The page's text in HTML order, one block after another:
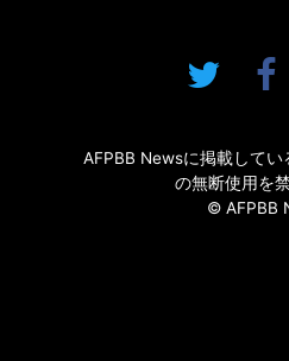
AFPBB Newsに掲載して
の無断使用を
© AFPBB